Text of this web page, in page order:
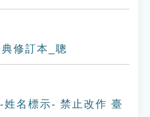
修訂本_聰
姓名標示- 禁止改作 臺